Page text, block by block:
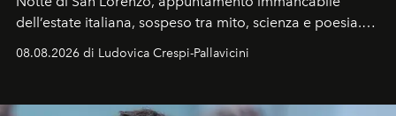
dell’estate italiana, sospeso tra mito, scienza e poesia.
celeste per seguire il passaggio delle
all’universo i desideri più segreti
08.08.2026 di Ludovica Crespi-Pallavicini